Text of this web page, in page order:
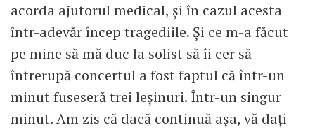
acorda ajutorul medical, și în cazul acesta
într-adevăr încep tragediile. Și ce m-a făcut
pe mine să mă duc la solist să îi cer să
întrerupă concertul a fost faptul că într-un
minut fuseseră trei leșinuri. Într-un singur
minut. Am zis că dacă continuă așa, vă dați